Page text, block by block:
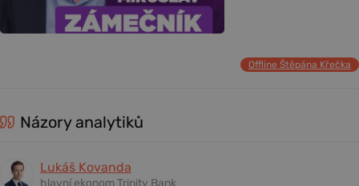
Offline Štěpána Křečka
Názory analytiků
Lukáš Kovanda
hlavní ekonom Trinity Bank